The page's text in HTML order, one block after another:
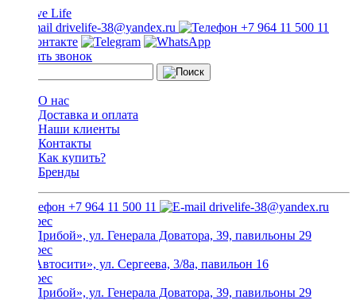
drivelife-38@yandex.ru +7 964 11 500 11
Заказать звонок
О нас
Доставка и оплата
Наши клиенты
Контакты
Как купить?
Бренды
+7 964 11 500 11 drivelife-38@yandex.ru
ТЦ «Прибой», ул. Генерала Доватора, 39, павильоны 29
ТЦ «Автосити», ул. Сергеева, 3/8а, павильон 16
ТЦ «Прибой», ул. Генерала Доватора, 39, павильоны 29